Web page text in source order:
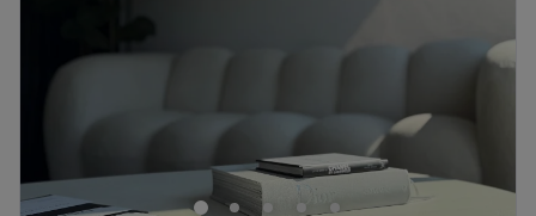
Zondag
Gesloten
Beauty-Licious is gelegen in het centrum van Antwerpen.
Het salon is makkelijk bereikbaar met zowel openbaar
vervoer als met de wagen of fiets. Eens binnen word je
warm onthaald met een warm drankje of limonade. Bij